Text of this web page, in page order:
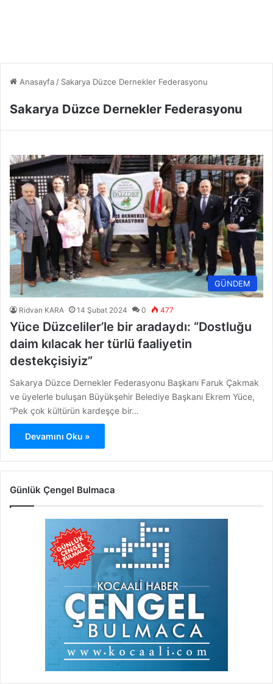
Anasayfa / Sakarya Düzce Dernekler Federasyonu
Sakarya Düzce Dernekler Federasyonu
GÜNDEM
Ridvan KARA 14 Şubat 2024 0 477
Yüce Düzceliler’le bir aradaydı: “Dostluğu
daim kılacak her türlü faaliyetin
destekçisiyiz”
Sakarya Düzce Dernekler Federasyonu Başkanı Faruk Çakmak
ve üyelerle buluşan Büyükşehir Belediye Başkanı Ekrem Yüce,
“Pek çok kültürün kardeşçe bir…
Devamını Oku »
Günlük Çengel Bulmaca